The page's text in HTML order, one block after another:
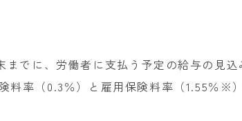
でに、労働者に支払う予定の給与の見込
料率（0.3％）と雇用保険料率（1.55％※